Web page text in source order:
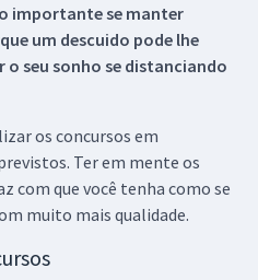
importante se manter
um descuido pode lhe
o seu sonho se distanciando
os concursos em
Ter em mente os
com que você tenha como se
muito mais qualidade.